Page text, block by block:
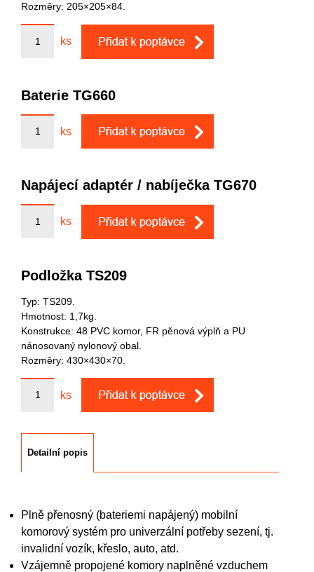
Rozměry: 205×205×84.
ks
Baterie TG660
ks
Napájecí adaptér / nabíječka TG670
ks
Podložka TS209
Typ: TS209.
Hmotnost: 1,7kg.
Konstrukce: 48 PVC komor, FR pěnová výplň a PU
nánosovaný nylonový obal.
Rozměry: 430×430×70.
ks
Detailní popis
Plně přenosný (bateriemi napájený) mobilní
komorový systém pro univerzální potřeby sezení, tj.
invalidní vozík, křeslo, auto, atd.
Vzájemně propojené komory naplněné vzduchem